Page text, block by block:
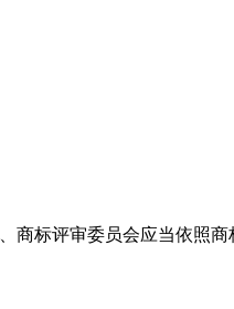
标评审委员会应当依照